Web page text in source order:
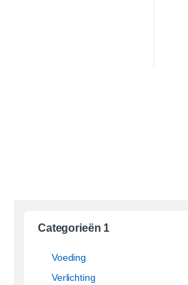
Categorieën 1
Voeding
Verlichting